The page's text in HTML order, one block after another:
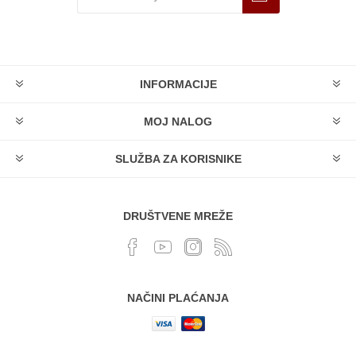
INFORMACIJE
MOJ NALOG
SLUŽBA ZA KORISNIKE
DRUŠTVENE MREŽE
NAČINI PLAĆANJA